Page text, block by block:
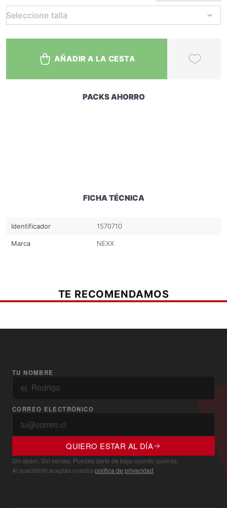
AÑADIR A LA CESTA
PACKS AHORRO
FICHA TÉCNICA
Identificador 1570710
Marca NEXX
TE RECOMENDAMOS
TU NOMBRE
CORREO ELECTRÓNICO
QUIERO ESTAR AL DÍA
Sin spam. Sin ventas. Puedes darte de baja cuando quieras.
Al suscribirte aceptas nuestra política de privacidad